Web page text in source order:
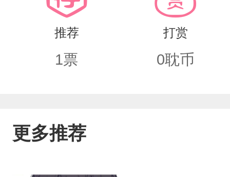
推荐
1票
打赏
0耽币
更多推荐